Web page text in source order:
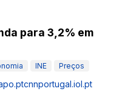
para 3,2% em
INE Preços
cnnportugal.iol.pt